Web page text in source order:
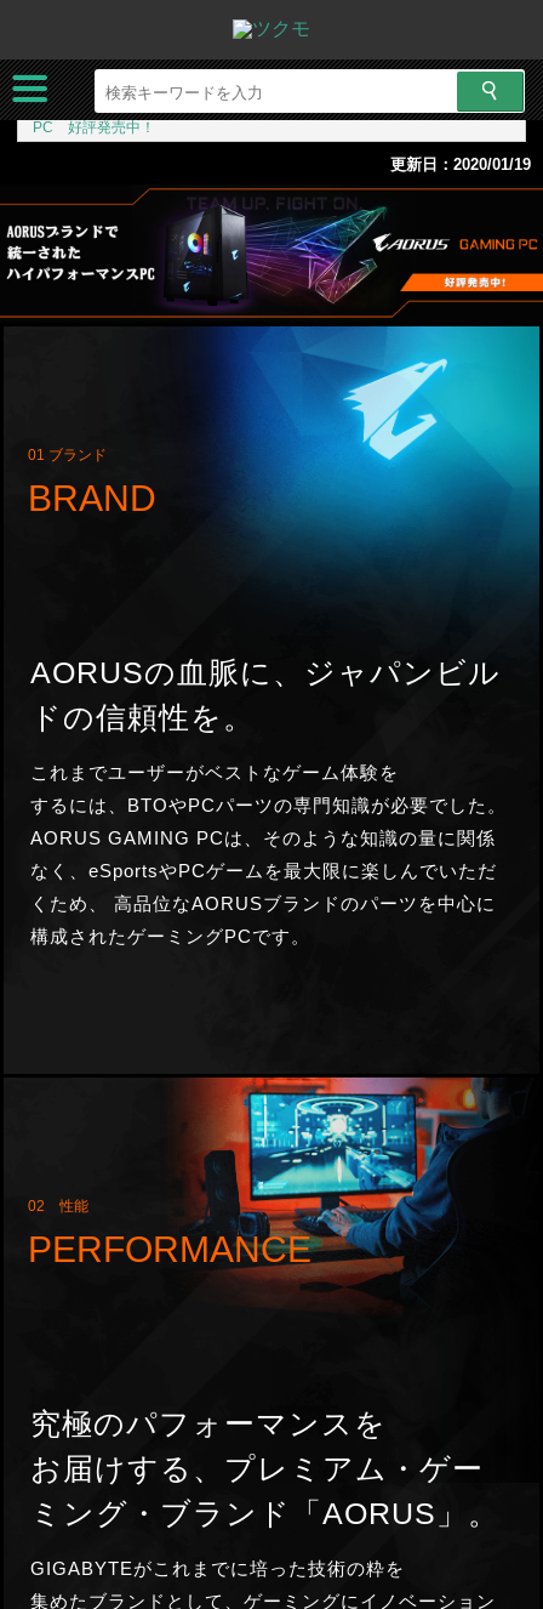
ツクモネットショップ
AORUSブランドで統一されたハイパフォーマンスPC AORUS GAMING
PC 好評発売中！
更新日：2020/01/19
01 ブランド
BRAND
AORUSの血脈に、ジャパンビル
ドの信頼性を。
これまでユーザーがベストなゲーム体験を
するには、BTOやPCパーツの専門知識が必要でした。
AORUS GAMING PCは、そのような知識の量に関係
なく、eSportsやPCゲームを最大限に楽しんでいただ
くため、 高品位なAORUSブランドのパーツを中心に
構成されたゲーミングPCです。
02 性能
PERFORMANCE
究極のパフォーマンスを
お届けする、プレミアム・ゲー
ミング・ ブランド「AORUS」。
GIGABYTEがこれまでに培った技術の粋を
集めたブランドとして、ゲーミングにイノベーション